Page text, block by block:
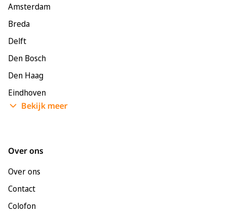
Amsterdam
Breda
Delft
Den Bosch
Den Haag
Eindhoven
Enschede
Bekijk meer
Over ons
Over ons
Contact
Colofon